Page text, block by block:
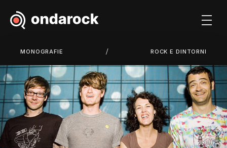
MONOGRAFIE / ROCK E DINTORNI